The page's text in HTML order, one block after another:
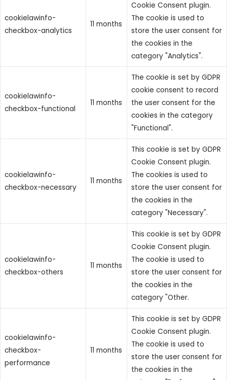
cookielawinfo-
checkbox-analytics
11 months
Cookie Consent plugin.
The cookie is used to
store the user consent for
the cookies in the
category "Analytics".
cookielawinfo-
checkbox-functional
11 months
The cookie is set by GDPR
cookie consent to record
the user consent for the
cookies in the category
"Functional".
cookielawinfo-
checkbox-necessary
11 months
This cookie is set by GDPR
Cookie Consent plugin.
The cookies is used to
store the user consent for
the cookies in the
category "Necessary".
cookielawinfo-
checkbox-others
11 months
This cookie is set by GDPR
Cookie Consent plugin.
The cookie is used to
store the user consent for
the cookies in the
category "Other.
cookielawinfo-
checkbox-
performance
11 months
This cookie is set by GDPR
Cookie Consent plugin.
The cookie is used to
store the user consent for
the cookies in the